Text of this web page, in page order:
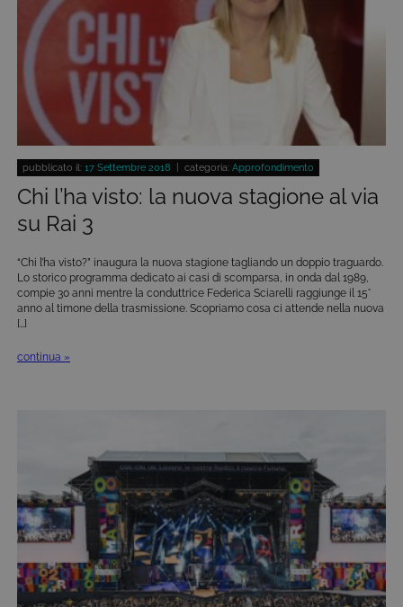
pubblicato il: 17 Settembre 2018 | categoria: Approfondimento
Chi l’ha visto: la nuova stagione al via
su Rai 3
“Chi l’ha visto?” inaugura la nuova stagione tagliando un doppio traguardo.
Lo storico programma dedicato ai casi di scomparsa, in onda dal 1989,
compie 30 anni mentre la conduttrice Federica Sciarelli raggiunge il 15°
anno al timone della trasmissione. Scopriamo cosa ci attende nella nuova
[…]
continua »